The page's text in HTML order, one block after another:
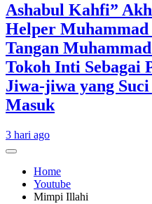
Ashabul Kahfi”
Helper
Tangan
Tokoh Inti Sebagai
Jiwa-jiwa yang
Masuk
3 hari ago
Home
Youtube
Mimpi Illahi